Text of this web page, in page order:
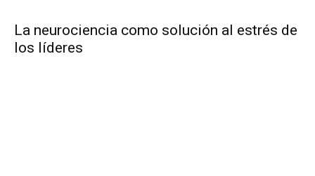
La neurociencia como solución al estrés de
los líderes